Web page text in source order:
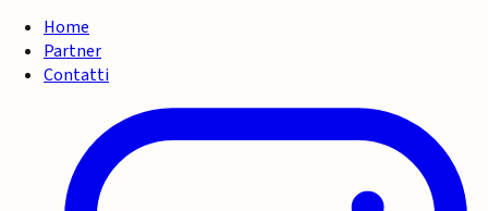
Home
Partner
Contatti